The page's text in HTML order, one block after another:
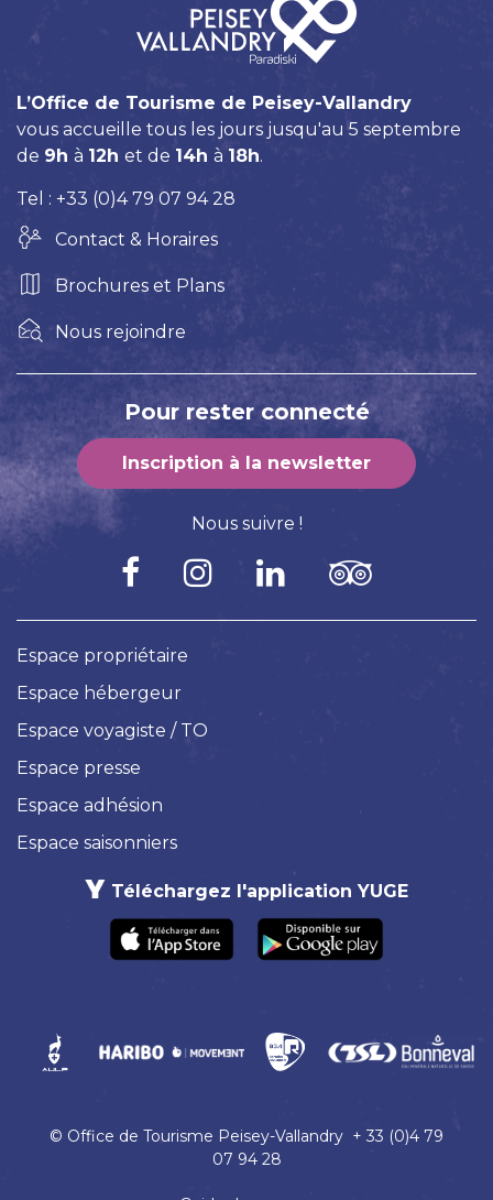
L’Office de Tourisme de Peisey-Vallandry
vous accueille tous les jours jusqu'au 5 septembre
de 9h à 12h et de 14h à 18h.
Tel : +33 (0)4 79 07 94 28
Contact & Horaires
Brochures et Plans
Nous rejoindre
Pour rester connecté
Inscription à la newsletter
Nous suivre !
Espace propriétaire
Espace hébergeur
Espace voyagiste / TO
Espace presse
Espace adhésion
Espace saisonniers
Téléchargez l'application YUGE
© Office de Tourisme Peisey-Vallandry + 33 (0)4 79
07 94 28